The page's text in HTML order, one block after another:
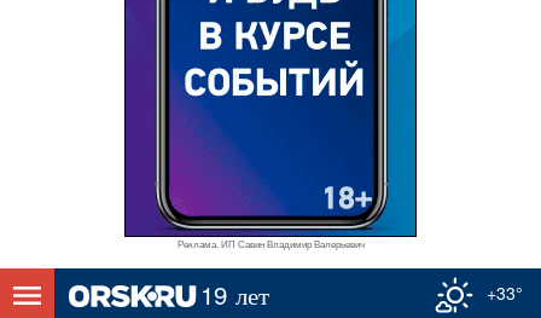
Реклама. ИП Савин Владимир Валерьевич
+33°